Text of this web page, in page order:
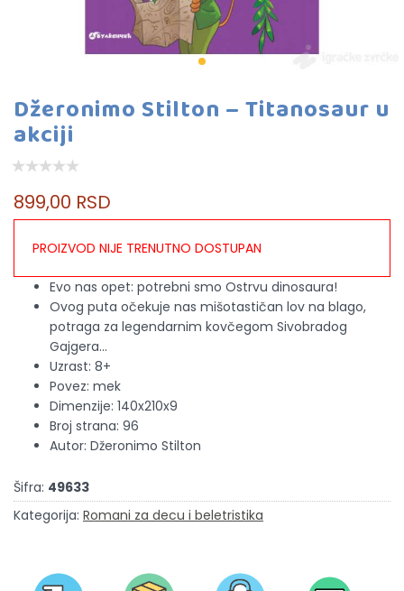
Džeronimo Stilton – Titanosaur u
akciji
899,00 RSD
PROIZVOD NIJE TRENUTNO DOSTUPAN
Evo nas opet: potrebni smo Ostrvu dinosaura!
Ovog puta očekuje nas mišotastičan lov na blago,
potraga za legendarnim kovčegom Sivobradog
Gajgera...
Uzrast: 8+
Povez: mek
Dimenzije: 140x210x9
Broj strana: 96
Autor: Džeronimo Stilton
Šifra: 49633
Kategorija: Romani za decu i beletristika